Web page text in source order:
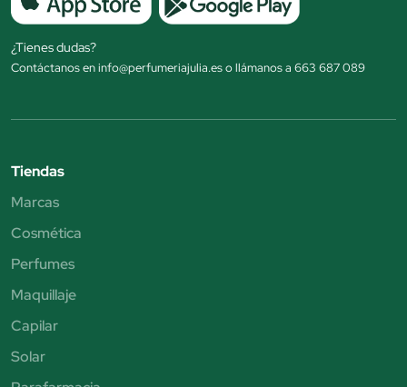
¿Tienes dudas?
Contáctanos en info@perfumeriajulia.es o llámanos a 663 687 089
Tiendas
Marcas
Cosmética
Perfumes
Maquillaje
Capilar
Solar